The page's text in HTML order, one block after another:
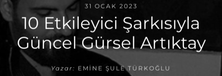
31 OCAK 2023
10 Etkileyici Şarkısıyla
Güncel Gürsel Artıktay
Yazar: EMINE ŞULE TÜRKOĞLU